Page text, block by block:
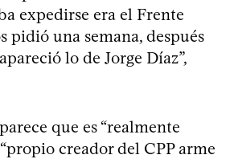
expedirse era el Frente
pidió una semana, después
lo de Jorge Díaz”,
que es “realmente
creador del CPP arme